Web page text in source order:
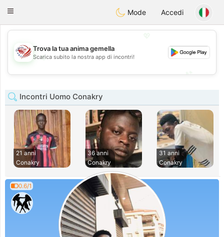
StatesDating
Toggle
Mode Accedi
💖
💕
Trova la tua anima gemella
Scarica subito la nostra app di incontri!
Incontri Uomo Conakry
21 anni
Conakry
36 anni
Conakry
31 anni
Conakry
0.6/1